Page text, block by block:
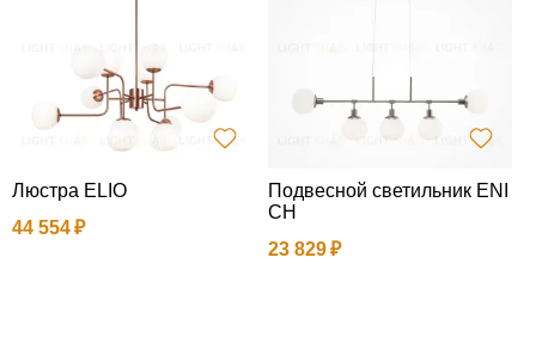
Люстра ELIO
44 554
Подвесной светильник ENI
CH
23 829